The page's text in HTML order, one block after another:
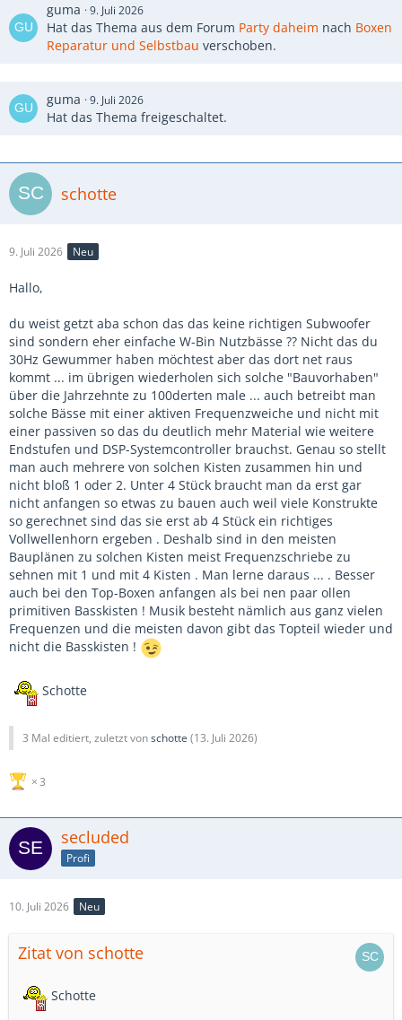
guma 9. Juli 2026
Hat das Thema aus dem Forum Party daheim nach Boxen
Reparatur und Selbstbau verschoben.
guma 9. Juli 2026
Hat das Thema freigeschaltet.
schotte
9. Juli 2026 Neu
Hallo,
du weist getzt aba schon das das keine richtigen Subwoofer
sind sondern eher einfache W-Bin Nutzbässe ?? Nicht das du
30Hz Gewummer haben möchtest aber das dort net raus
kommt ... im übrigen wiederholen sich solche "Bauvorhaben"
über die Jahrzehnte zu 100derten male ... auch betreibt man
solche Bässe mit einer aktiven Frequenzweiche und nicht mit
einer passiven so das du deutlich mehr Material wie weitere
Endstufen und DSP-Systemcontroller brauchst. Genau so stellt
man auch mehrere von solchen Kisten zusammen hin und
nicht bloß 1 oder 2. Unter 4 Stück braucht man da erst gar
nicht anfangen so etwas zu bauen auch weil viele Konstrukte
so gerechnet sind das sie erst ab 4 Stück ein richtiges
Vollwellenhorn ergeben . Deshalb sind in den meisten
Bauplänen zu solchen Kisten meist Frequenzschriebe zu
sehnen mit 1 und mit 4 Kisten . Man lerne daraus ... . Besser
auch bei den Top-Boxen anfangen als bei nen paar ollen
primitiven Basskisten ! Musik besteht nämlich aus ganz vielen
Frequenzen und die meisten davon gibt das Topteil wieder und
nicht die Basskisten !
Schotte
3 Mal editiert, zuletzt vonschotte (13. Juli 2026)
3
secluded
Profi
10. Juli 2026 Neu
Zitat von schotte
Schotte